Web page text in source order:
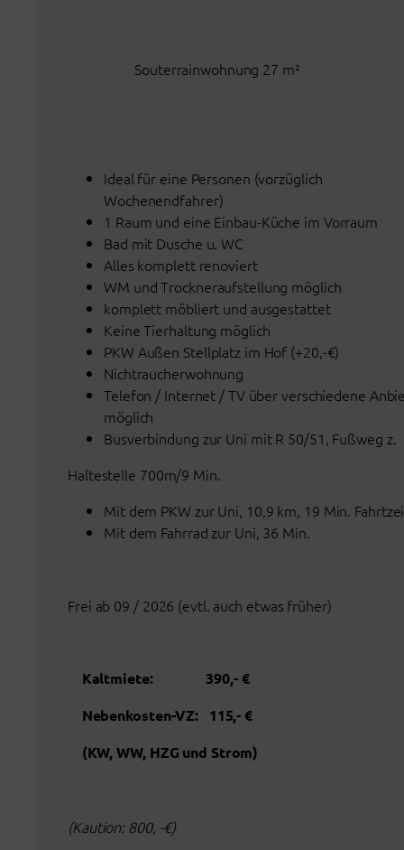
Souterrainwohnung 27 m²
Ideal für eine Personen (vorzüglich
Wochenendfahrer)
1 Raum und eine Einbau-Küche im Vorraum
Bad mit Dusche u. WC
Alles komplett renoviert
WM und Trockneraufstellung möglich
komplett möbliert und ausgestattet
Keine Tierhaltung möglich
PKW Außen Stellplatz im Hof (+20,-€)
Nichtraucherwohnung
Telefon / Internet / TV über verschiedene
möglich
Busverbindung zur Uni mit R 50/51, Fußweg z.
Haltestelle 700m/9 Min.
Mit dem PKW zur Uni, 10,9 km, 19 Min.
Mit dem Fahrrad zur Uni, 36 Min.
Frei ab 09 / 2026 (evtl. auch etwas früher)
Kaltmiete: 390,- €
Nebenkosten-VZ: 115,- €
(KW, WW, HZG und Strom)
(Kaution: 800, -€)